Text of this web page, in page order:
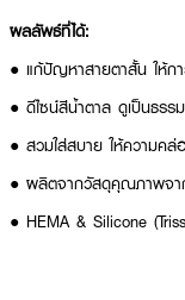
ผลลัพธ์ที่ได้:
● แก้ปัญหาสายตาสั้น ให้ก
● ดีไซน์สีน้ำตาล ดูเป็นธรร
● สวมใส่สบาย ให้ความค
● ผลิตจากวัสดุคุณภาพจา
● HEMA & Silicone